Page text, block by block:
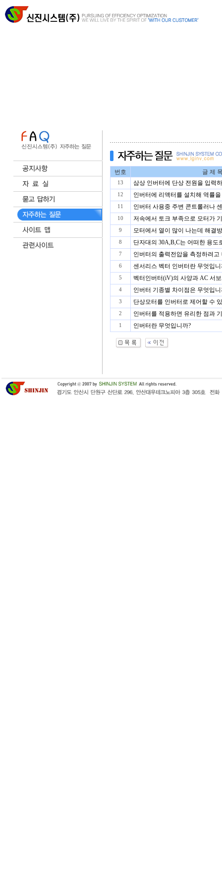
번호 글 제
13 삼상 인버터에 단상 전원을 입력
12 인버터에 리액터를 설치해 역률
11 인버터 사용중 주변 콘트롤러나
10 저속에서 토크 부족으로 모터가
9 모터에서 열이 많이 나는데 해결
8 단자대의 30A,B,C는 어떠한 용도
7 인버터의 출력전압을 측정하려고
6 센서리스 벡터 인버터란 무엇입니
5 벡터인버터(iV)의 사양과 AC 서
4 인버터 기종별 차이점은 무엇입니
3 단상모터를 인버터로 제어할 수
2 인버터를 적용하면 유리한 점과
1 인버터란 무엇입니까?